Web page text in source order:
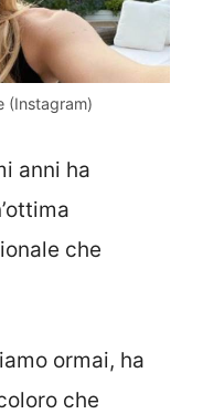
(Instagram)
anni ha
che
ormai, ha
che